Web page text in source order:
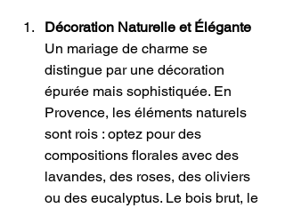
Décoration Naturelle et Élégante
Un mariage de charme se
distingue par une décoration
épurée mais sophistiquée. En
Provence, les éléments naturels
sont rois : optez pour des
compositions florales avec des
lavandes, des roses, des oliviers
ou des eucalyptus. Le bois brut, le